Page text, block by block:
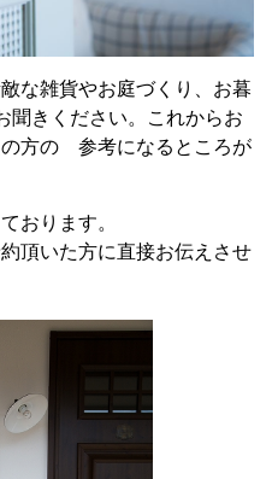
な雑貨やお庭づくり、お暮
きください。これからお
方の 参考になるところが
おります。
頂いた方に直接お伝えさせ